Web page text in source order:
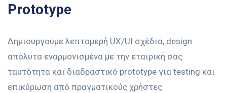
Prototype
Δημιουργούμε λεπτομερή UX/UI σχέδια, design
απόλυτα εναρμονισμένα με την εταιρική σας
ταυτότητα και διαδραστικό prototype για testing και
επικύρωση από πραγματικούς χρήστες.